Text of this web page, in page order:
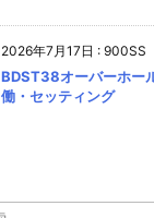
2026年7月17日 : 900SS
BDST38オーバーホ
働・セッティング